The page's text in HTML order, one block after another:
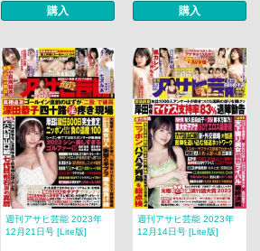
購入 購入
週刊アサヒ芸能 2023年
12月21日号 [Lite版]
週刊アサヒ芸能 2023年
12月14日号 [Lite版]